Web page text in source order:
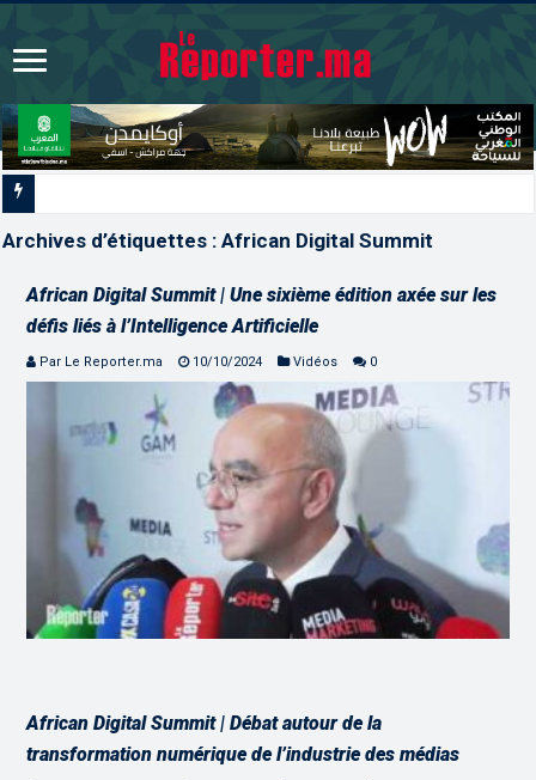
Archives d’étiquettes :African Digital Summit
African Digital Summit | Une sixième édition axée sur les
défis liés à l’Intelligence Artificielle
Par Le Reporter.ma 10/10/2024 Vidéos 0
African Digital Summit | Débat autour de la
transformation numérique de l’industrie des médias